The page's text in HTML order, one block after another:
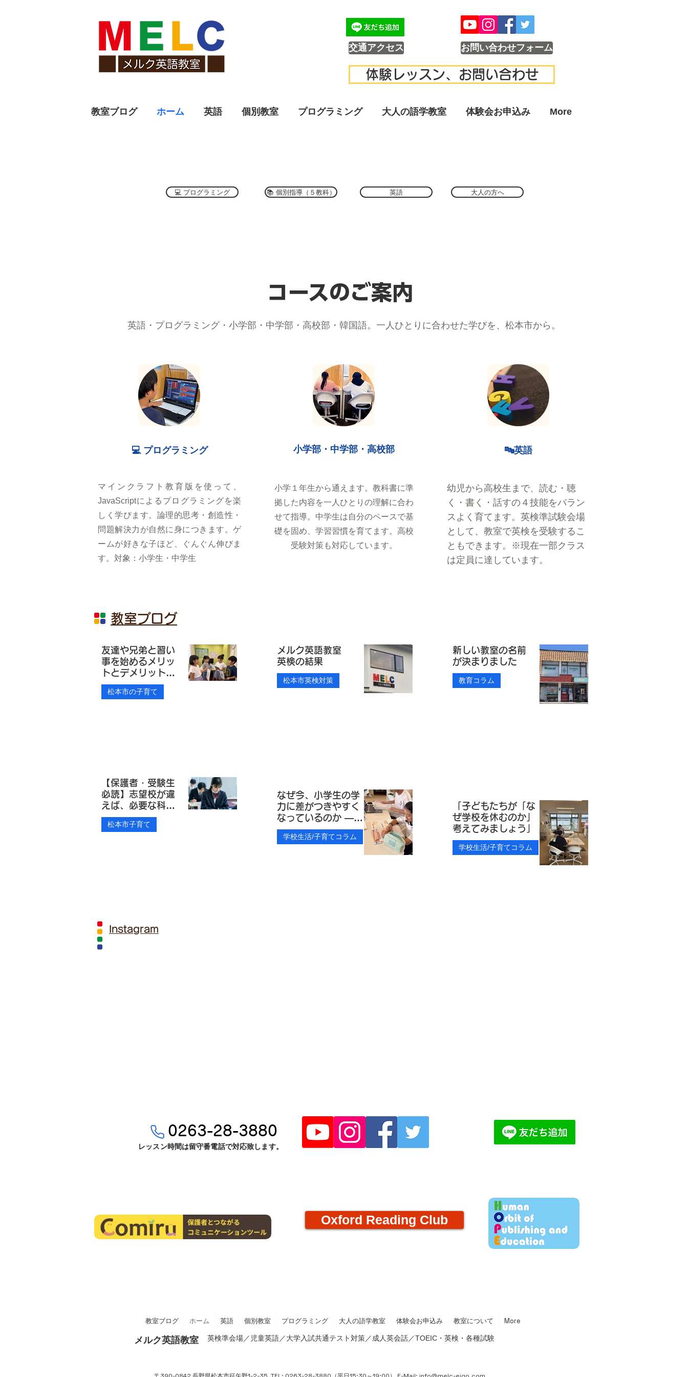
交通アクセス お問い合わせフォーム
体験レッスン、お問い合わせ
教室ブログ ホーム 英語 個別教室 プログラミング 大人の語学教室 体験会お申込み More
💻 プログラミング 📚 個別指導（５教科） 英語 大人の方へ
コースのご案内
英語・プログラミング・小学部・中学部・高校部・韓国語。一人ひとりに合わせた学びを、松本市から。
💻 プログラミング
マインクラフト教育版を使って、
JavaScriptによるプログラミングを楽
しく学びます。論理的思考・創造性・
問題解決力が自然に身につきます。ゲ
ームが好きな子ほど、ぐんぐん伸びま
す。対象：小学生・中学生
小学部・中学部・高校部
小学１年生から通えます。教科書に準
拠した内容を一人ひとりの理解に合わ
せて指導。中学生は自分のペースで基
礎を固め、学習習慣を育てます。高校
受験対策も対応しています。
🔤英語
幼児から高校生まで、読む・聴
く・書く・話すの４技能をバラン
スよく育てます。英検準試験会場
として、教室で英検を受験するこ
ともできます。※現在一部クラス
は定員に達しています。
​教室ブログ
友達や兄弟と習い
事を始めるメリッ
トとデメリットに
ついて【松本市・
塩尻市・安曇野
松本市の子育て
メルク英語教室
英検の結果
松本市英検対策
新しい教室の名前
が決まりました
教育コラム
【保護者・受験生
必読】志望校が違
えば、必要な科目
もまるで違う。大
学入試の「科目戦
松本市子育て
なぜ今、小学生の学
力に差がつきやすく
なっているのか ―
今、松本市の保護者
に伝えたいこと
学校生活/子育てコラム
「子どもたちが「な
ぜ学校を休むのか」
考えてみましょう」
学校生活/子育てコラム
Instagram
0263-28-3880
レッスン時間は留守番電話で対応致します。
Oxford Reading Club
教室ブログ ホーム 英語 個別教室 プログラミング 大人の語学教室 体験会お申込み 教室について More
メルク英語教室 英検準会場／児童英語／大学入試共通テスト対策／成人英会話／TOEIC・英検・各種試験​